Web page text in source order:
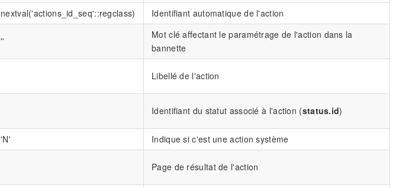
nextval('actions_id_seq'::regclass) Identifiant automatique de l'action
''
Mot clé affectant le paramétrage de l'action dans la
bannette
Libellé de l'action
Identifiant du statut associé à l'action (status.id)
'N' Indique si c'est une action système
Page de résultat de l'action